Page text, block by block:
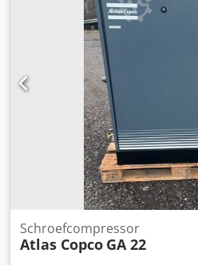
Schroefcompressor
Atlas Copco GA 22